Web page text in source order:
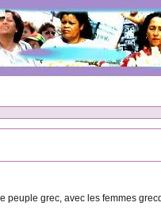
grec, avec les femmes